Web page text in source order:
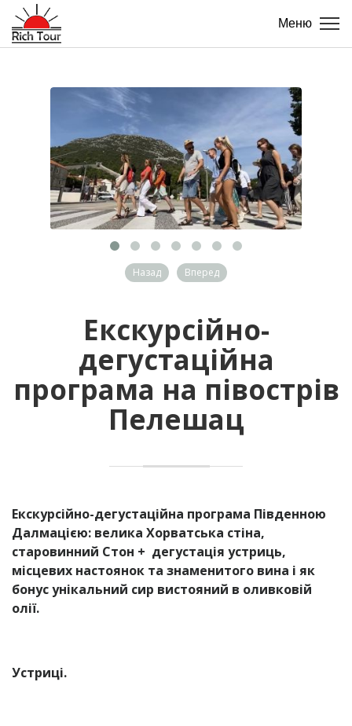
Меню
Назад Вперед
Екскурсійно-
дегустаційна
програма на півострів
Пелешац
Екскурсійно-дегустаційна програма Південною
Далмацією: велика Хорватська стіна,
старовинний Стон + дегустація устриць,
місцевих настоянок та знаменитого вина і як
бонус унікальний сир вистояний в оливковій
олії.
Устриці.